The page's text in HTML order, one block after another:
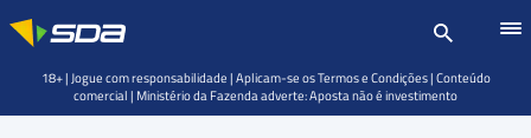
18+ | Jogue com responsabilidade | Aplicam-se os Termos e Condições | Conteúdo
comercial | Ministério da Fazenda adverte: Aposta não é investimento